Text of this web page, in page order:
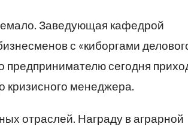
Заведующая кафедрой
с «киборгами
предпринимателю сегодня
кризисного менеджера.
отраслей. Награду в аграрной